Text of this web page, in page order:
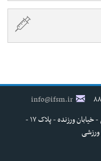
info@ifsm.ir
تهران - خیابان شهید مفتح جنوبی - خیابان ورزنده - پلاک ۱۷ -